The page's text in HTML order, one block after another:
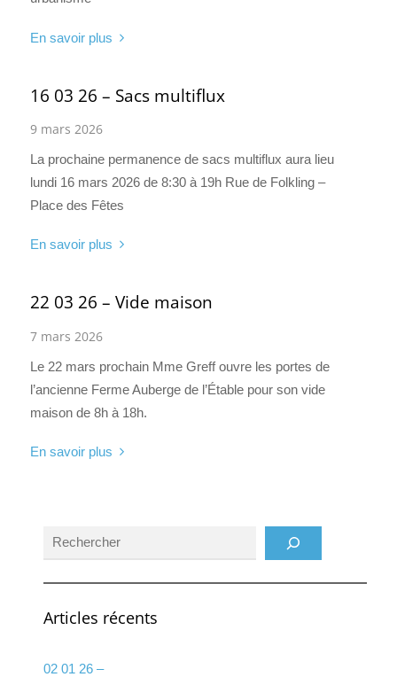
En savoir plus
16 03 26 – Sacs multiflux
9 mars 2026
La prochaine permanence de sacs multiflux aura lieu
lundi 16 mars 2026 de 8:30 à 19h Rue de Folkling –
Place des Fêtes
En savoir plus
22 03 26 – Vide maison
7 mars 2026
Le 22 mars prochain Mme Greff ouvre les portes de
l’ancienne Ferme Auberge de l’Étable pour son vide
maison de 8h à 18h.
En savoir plus
Rechercher
Articles récents
02 01 26 –